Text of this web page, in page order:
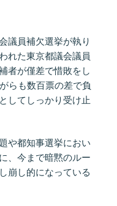
議員補欠選挙が執り
れた東京都議会議員
者が僅差で惜敗をし
らも数百票の差で負
してしっかり受け止
や都知事選挙におい
、今まで暗黙のルー
崩し的になっている